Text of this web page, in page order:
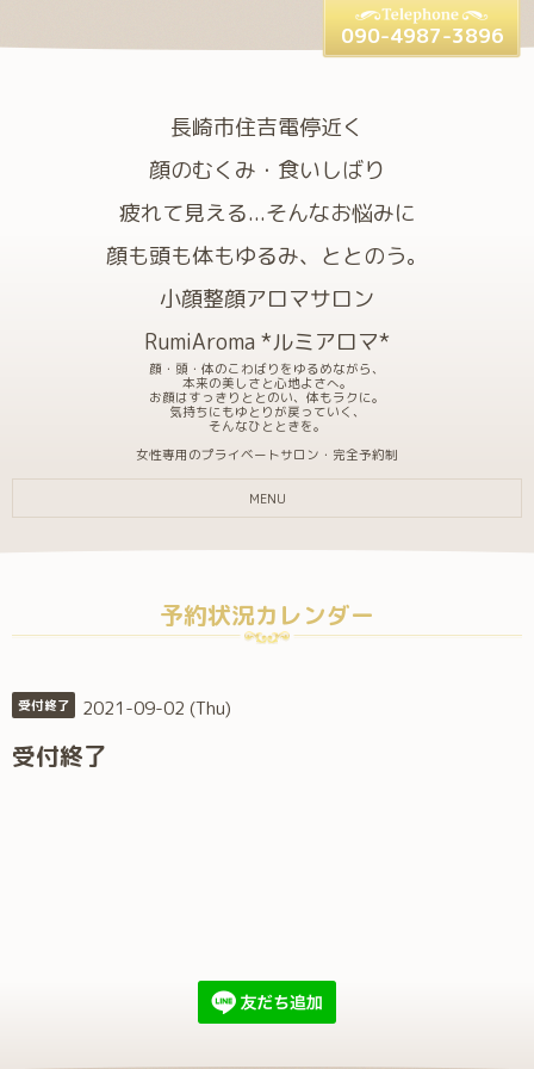
長崎市住吉電停近く
顔のむくみ・食いしばり
疲れて見える...そんなお悩みに
顔も頭も体もゆるみ、ととのう。
小顔整顔アロマサロン
RumiAroma *ルミアロマ*
顔・頭・体のこわばりをゆるめながら、
本来の美しさと心地よさへ。
お顔はすっきりととのい、体もラクに。
気持ちにもゆとりが戻っていく、
そんなひとときを。
女性専用のプライベートサロン・完全予約制
090-4987-3896
MENU
予約状況カレンダー
受付終了 2021-09-02 (Thu)
受付終了